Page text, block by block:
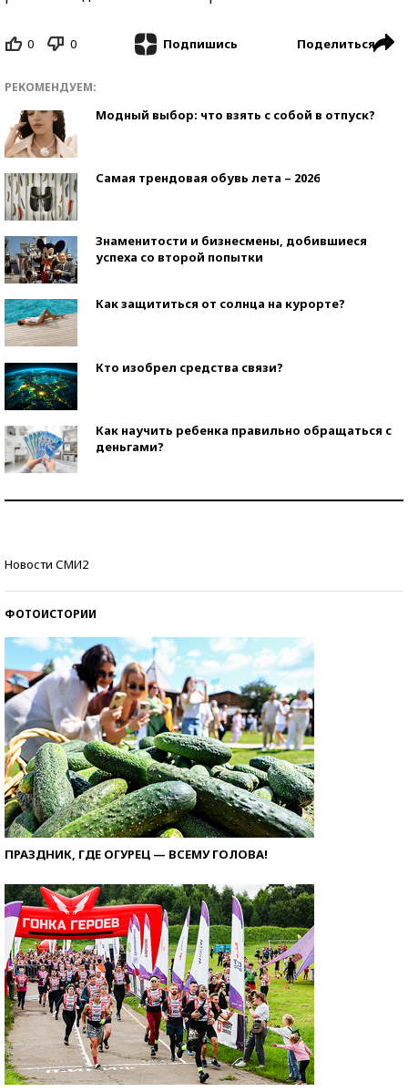
0 0 Подпишись Поделиться
РЕКОМЕНДУЕМ:
Модный выбор: что взять с собой в отпуск?
Самая трендовая обувь лета – 2026
Знаменитости и бизнесмены, добившиеся
успеха со второй попытки
Как защититься от солнца на курорте?
Кто изобрел средства связи?
Как научить ребенка правильно обращаться с
деньгами?
Новости СМИ2
ФОТОИСТОРИИ
ПРАЗДНИК, ГДЕ ОГУРЕЦ — ВСЕМУ ГОЛОВА!